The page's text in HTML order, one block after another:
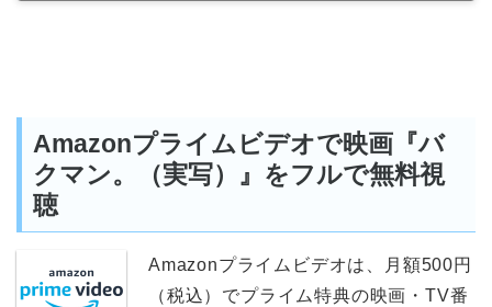
Amazonプライムビデオで映画『バ
クマン。（実写）』をフルで無料視
聴
Amazonプライムビデオは、月額500円
（税込）でプライム特典の映画・TV番